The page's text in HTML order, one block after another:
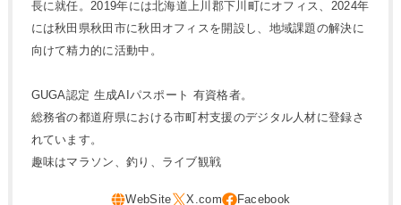
長に就任。2019年には北海道上川郡下川町にオフィス、2024年
には秋田県秋田市に秋田オフィスを開設し、地域課題の解決に
向けて精力的に活動中。
GUGA認定 生成AIパスポート 有資格者。
総務省の都道府県における市町村支援のデジタル人材に登録さ
れています。
趣味はマラソン、釣り、ライブ観戦